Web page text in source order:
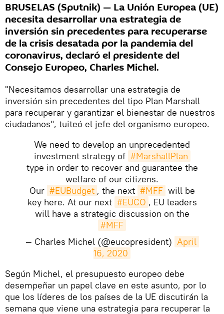
BRUSELAS (Sputnik) — La Unión Europea (UE)
necesita desarrollar una estrategia de
inversión sin precedentes para recuperarse
de la crisis desatada por la pandemia del
coronavirus, declaró el presidente del
Consejo Europeo, Charles Michel.
"Necesitamos desarrollar una estrategia de
inversión sin precedentes del tipo Plan Marshall
para recuperar y garantizar el bienestar de nuestros
ciudadanos", tuiteó el jefe del organismo europeo.
We need to develop an unprecedented
investment strategy of #MarshallPlan
type in order to recover and guarantee the
welfare of our citizens.
Our #EUBudget , the next #MFF will be
key here. At our next #EUCO , EU leaders
will have a strategic discussion on the
#MFF
— Charles Michel (@eucopresident) April
16, 2020
​Según Michel, el presupuesto europeo debe
desempeñar un papel clave en este asunto, por lo
que los líderes de los países de la UE discutirán la
semana que viene una estrategia para recuperar la